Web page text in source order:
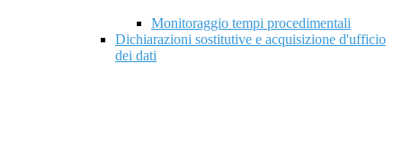
Monitoraggio tempi procedimentali
Dichiarazioni sostitutive e acquisizione d'ufficio
dei dati